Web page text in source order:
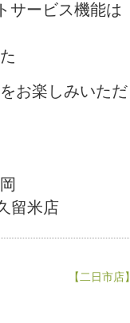
サービス機能は
お楽しみいた
留米店
【二日市